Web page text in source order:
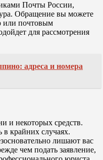
Почты России,
Обращение вы можете
или почтовым
для рассмотрения
адреса и номера
и некоторых средств.
в крайних случаях.
лишают вас
чем подать заявление,